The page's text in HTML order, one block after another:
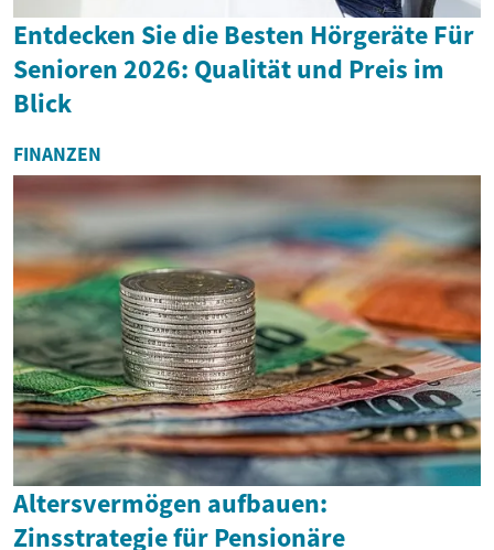
Entdecken Sie die Besten Hörgeräte Für
Senioren 2026: Qualität und Preis im
Blick
FINANZEN
Altersvermögen aufbauen:
Zinsstrategie für Pensionäre